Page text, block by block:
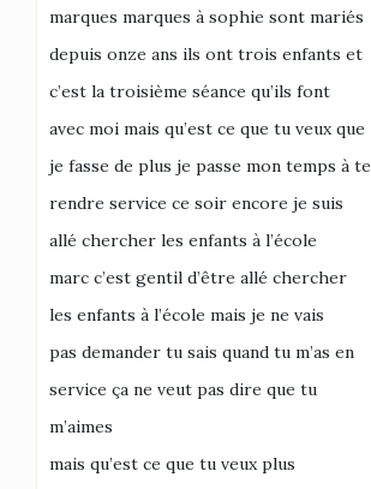
marques marques à sophie sont mariés
depuis onze ans ils ont trois enfants et
c’est la troisième séance qu’ils font
avec moi mais qu’est ce que tu veux que
je fasse de plus je passe mon temps à te
rendre service ce soir encore je suis
allé chercher les enfants à l’école
marc c’est gentil d’être allé chercher
les enfants à l’école mais je ne vais
pas demander tu sais quand tu m’as en
service ça ne veut pas dire que tu
m’aimes
mais qu’est ce que tu veux plus